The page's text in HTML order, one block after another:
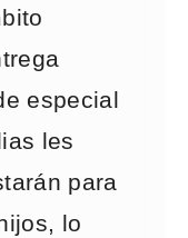
especial
les
para
lo